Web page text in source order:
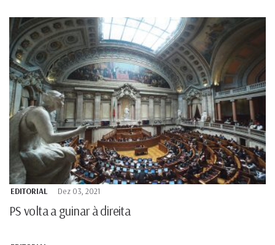
EDITORIAL Dez 03, 2021
PS volta a guinar à direita